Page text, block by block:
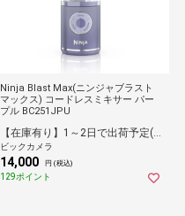
Ninja Blast Max(ニンジャブラスト
マックス) コードレスミキサー パー
プル BC251JPU
【在庫有り】1～2日で出荷予定(日付指定可)
ビックカメラ
14,000 円 (税込)
129ポイント